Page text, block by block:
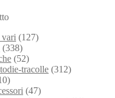
vari (127)
(338)
(52)
tracolle (312)
(47)